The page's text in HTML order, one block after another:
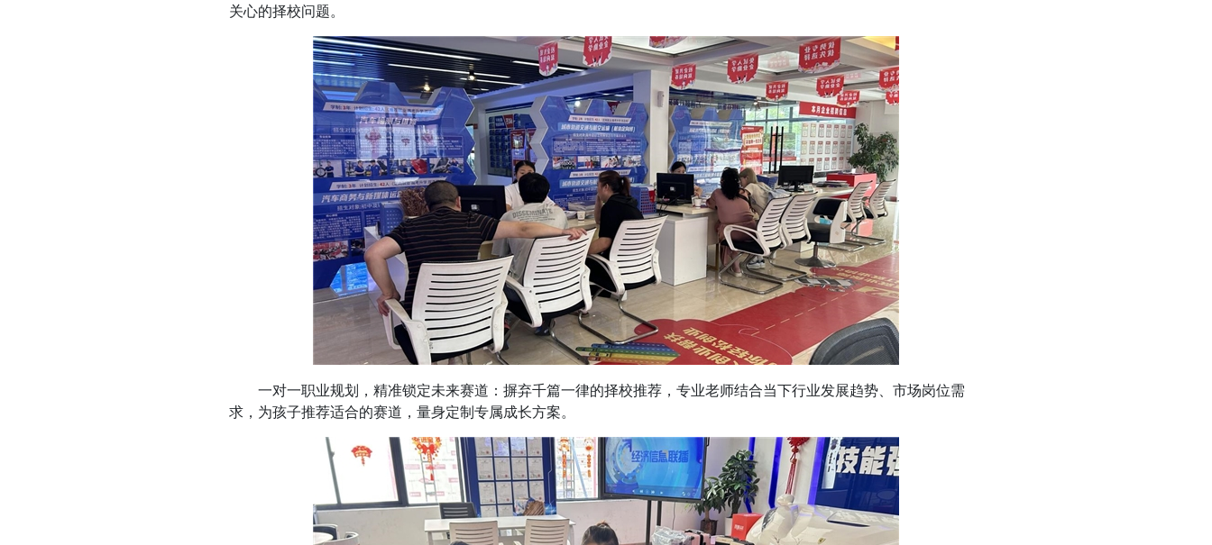
关心的择校问题。
一对一职业规划，精准锁定未来赛道：摒弃千篇一律的择校推荐，专业老师结合当下行业发展趋势、市场岗位需
求，为孩子推荐适合的赛道，量身定制专属成长方案。